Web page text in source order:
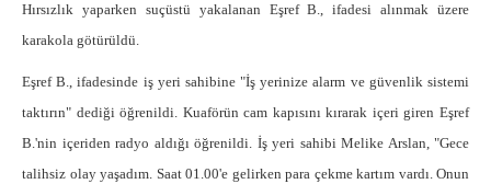
Hırsızlık yaparken suçüstü yakalanan Eşref B., ifadesi alınmak üzere
karakola götürüldü.
Eşref B., ifadesinde iş yeri sahibine "İş yerinize alarm ve güvenlik sistemi
taktırın" dediği öğrenildi. Kuaförün cam kapısını kırarak içeri giren Eşref
B.'nin içeriden radyo aldığı öğrenildi. İş yeri sahibi Melike Arslan, "Gece
talihsiz olay yaşadım. Saat 01.00'e gelirken para çekme kartım vardı. Onun